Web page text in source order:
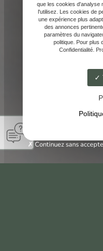
que les cookies d'analyse
l'utilisez. Les cookies de
une expérience plus
des annonces
paramètres du
politique. Pour plus
Confidentialité.
Continuez sans